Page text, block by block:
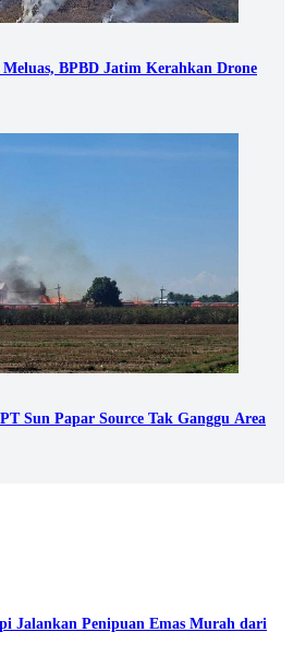
BPBD Jatim Kerahkan Drone
Sun Papar Source Tak Ganggu Area
Jalankan Penipuan Emas Murah dari